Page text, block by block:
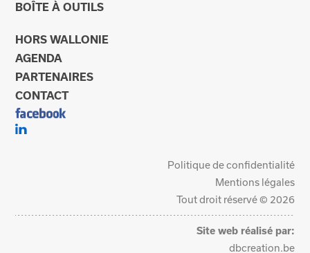
BOÎTE À OUTILS
HORS WALLONIE
AGENDA
PARTENAIRES
CONTACT
Politique de confidentialité
Mentions légales
Tout droit réservé © 2026
Site web réalisé par:
dbcreation.be